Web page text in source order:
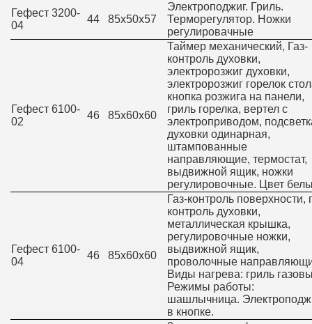
Гефест 3200-
04
44 85х50х57
Электроподжиг. Гриль.
Терморегулятор. Ножки
регулировачные
Гефест 6100-
02
46 85х60х60
Таймер механический, Газ-
контроль духовки,
электророзжиг духовки,
электророзжиг горелок
кнопка розжига на панели,
гриль горелка, вертел с
электроприводом,
духовки одинарная,
штампованные
направляющие, термостат,
выдвижной ящик, ножки
регулировочные. Цвет
Гефест 6100-
04
46 85х60х60
Газ-контроль поверхности,
контроль духовки,
металлическая крышка,
регулировочные ножки,
выдвижной ящик,
проволочные
Виды нагрева: гриль
Режимы работы:
шашлычница.
в кнопке.